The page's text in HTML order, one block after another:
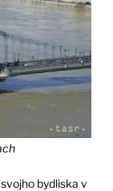
bydliska v